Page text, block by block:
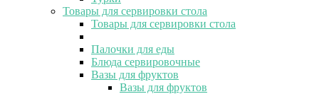
Товары для сервировки стола
Товары для сервировки стола
Палочки для еды
Блюда сервировочные
Вазы для фруктов
Вазы для фруктов